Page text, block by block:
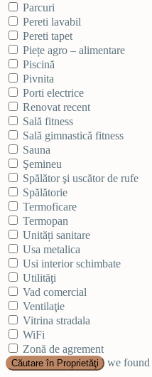
Parcuri
Pereti lavabil
Pereti tapet
Piețe agro – alimentare
Piscină
Pivnita
Porti electrice
Renovat recent
Sală fitness
Sală gimnastică fitness
Sauna
Şemineu
Spălător şi uscător de rufe
Spălătorie
Termoficare
Termopan
Unități sanitare
Usa metalica
Usi interior schimbate
Utilităţi
Vad comercial
Ventilaţie
Vitrina stradala
WiFi
Zonă de agrement
Căutare în Proprietăţi we found